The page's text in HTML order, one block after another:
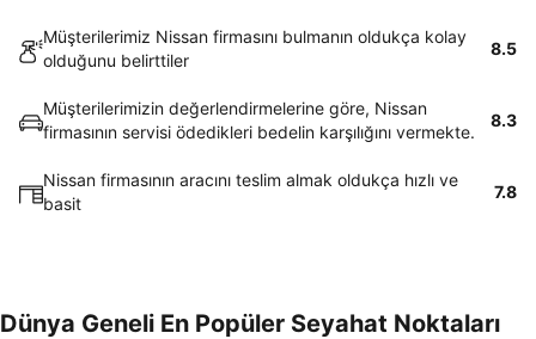
Müşterilerimiz Nissan firmasını bulmanın oldukça kolay
olduğunu belirttiler
8.5
Müşterilerimizin değerlendirmelerine göre, Nissan
firmasının servisi ödedikleri bedelin karşılığını vermekte.
8.3
Nissan firmasının aracını teslim almak oldukça hızlı ve
basit
7.8
Dünya Geneli En Popüler Seyahat Noktaları